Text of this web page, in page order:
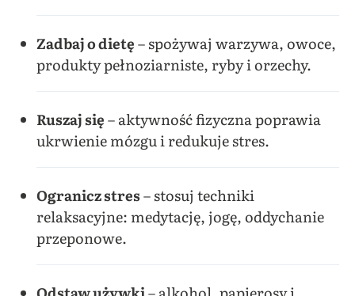
Zadbaj o dietę– spożywaj warzywa, owoce,
produkty pełnoziarniste, ryby i orzechy.
Ruszaj się– aktywność fizyczna poprawia
ukrwienie mózgu i redukuje stres.
Ogranicz stres– stosuj techniki
relaksacyjne: medytację, jogę, oddychanie
przeponowe.